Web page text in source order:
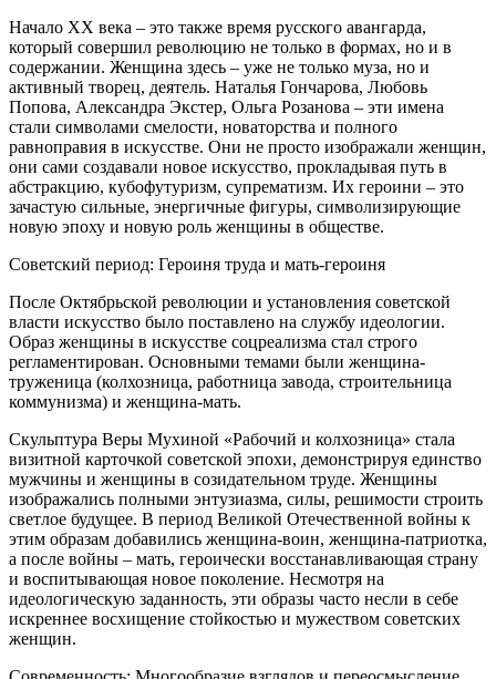
Начало XX века – это также время русского авангарда,
который совершил революцию не только в формах, но и в
содержании. Женщина здесь – уже не только муза, но и
активный творец, деятель. Наталья Гончарова, Любовь
Попова, Александра Экстер, Ольга Розанова – эти имена
стали символами смелости, новаторства и полного
равноправия в искусстве. Они не просто изображали женщин,
они сами создавали новое искусство, прокладывая путь в
абстракцию, кубофутуризм, супрематизм. Их героини – это
зачастую сильные, энергичные фигуры, символизирующие
новую эпоху и новую роль женщины в обществе.
Советский период: Героиня труда и мать-героиня
После Октябрьской революции и установления советской
власти искусство было поставлено на службу идеологии.
Образ женщины в искусстве соцреализма стал строго
регламентирован. Основными темами были женщина-
труженица (колхозница, работница завода, строительница
коммунизма) и женщина-мать.
Скульптура Веры Мухиной «Рабочий и колхозница» стала
визитной карточкой советской эпохи, демонстрируя единство
мужчины и женщины в созидательном труде. Женщины
изображались полными энтузиазма, силы, решимости строить
светлое будущее. В период Великой Отечественной войны к
этим образам добавились женщина-воин, женщина-патриотка,
а после войны – мать, героически восстанавливающая страну
и воспитывающая новое поколение. Несмотря на
идеологическую заданность, эти образы часто несли в себе
искреннее восхищение стойкостью и мужеством советских
женщин.